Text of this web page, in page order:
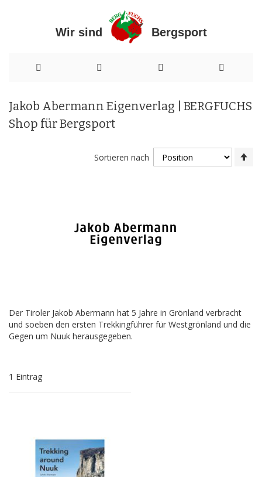
Wir sind Bergsport
zum
Jakob Abermann Eigenverlag | BERGFUCHS
Shop für Bergsport
Der Tiroler Jakob Abermann hat 5 Jahre in Grönland verbracht
und soeben den ersten Trekkingführer für Westgrönland und die
Gegen um Nuuk herausgegeben.
1 Eintrag
Sortieren nach